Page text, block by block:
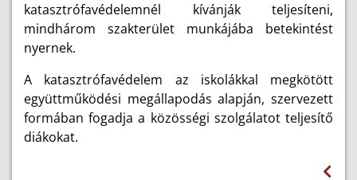
katasztrófavédelemnél kívánják teljesíteni,
mindhárom szakterület munkájába betekintést
nyernek.
A katasztrófavédelem az iskolákkal megkötött
együttműködési megállapodás alapján, szervezett
formában fogadja a közösségi szolgálatot teljesítő
diákokat.